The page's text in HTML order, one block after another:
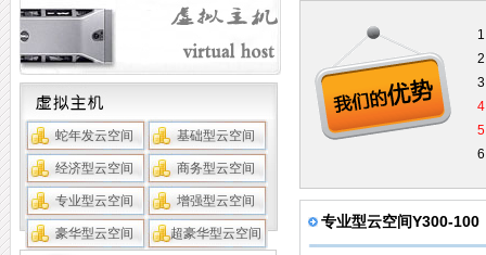
蛇年发云空间 基础型云空间
经济型云空间 商务型云空间
专业型云空间 增强型云空间
豪华型云空间 超豪华型云空间
专业型云空间Y300-100